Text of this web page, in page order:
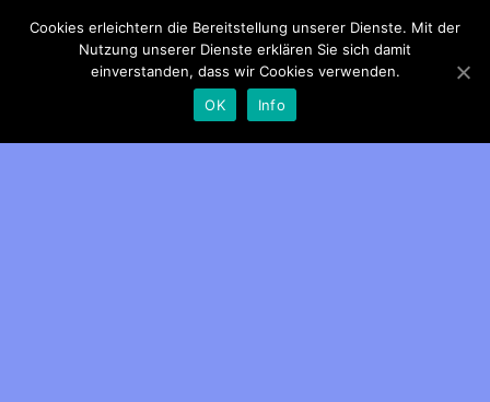
Patientenrechte
Cookies erleichtern die Bereitstellung unserer Dienste. Mit der
Nutzung unserer Dienste erklären Sie sich damit
einverstanden, dass wir Cookies verwenden.
OK
Info